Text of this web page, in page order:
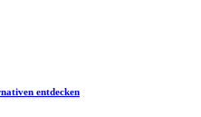
entdecken